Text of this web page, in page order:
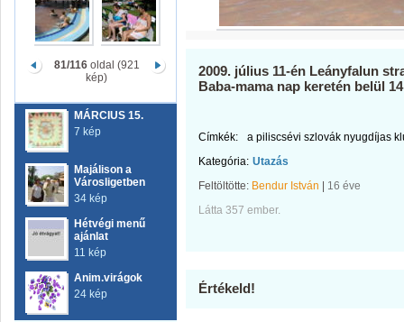
81/116oldal (921
kép)
MÁRCIUS 15.
7 kép
Majálison a
Városligetben
34 kép
Hétvégi menű
ajánlat
11 kép
Anim.virágok
24 kép
2009. július 11-én Leányfalun
Baba-mama nap keretén belül 14
Címkék:
a piliscsévi szlovák nyugdíjas
Kategória: Utazás
Feltöltötte: Bendur István
16 éve
Látta 357 ember.
Értékeld!